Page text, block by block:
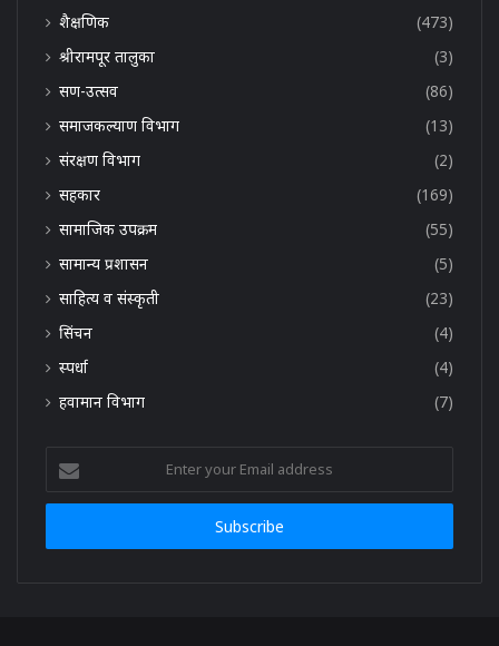
शैक्षणिक
(473)
श्रीरामपूर तालुका
(3)
सण-उत्सव
(86)
समाजकल्याण विभाग
(13)
संरक्षण विभाग
(2)
सहकार
(169)
सामाजिक उपक्रम
(55)
सामान्य प्रशासन
(5)
साहित्य व संस्कृती
(23)
सिंचन
(4)
स्पर्धा
(4)
हवामान विभाग
(7)
your
Email